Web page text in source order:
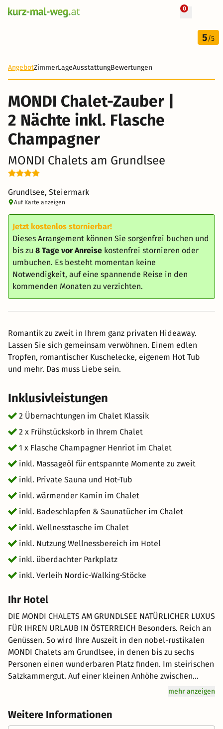
0
3 Tage
444 €
5/5
AngebotZimmerLageAusstattungBewertungen
MONDI Chalet-Zauber |
2 Nächte inkl. Flasche
Champagner
MONDI Chalets am Grundlsee
Grundlsee, Steiermark
Auf Karte anzeigen
Jetzt kostenlos stornierbar!
Dieses Arrangement können Sie sorgenfrei buchen und
bis zu 8 Tage vor Anreise kostenfrei stornieren oder
umbuchen. Es besteht momentan keine
Notwendigkeit, auf eine spannende Reise in den
kommenden Monaten zu verzichten.
Romantik zu zweit in Ihrem ganz privaten Hideaway.
Lassen Sie sich gemeinsam verwöhnen. Einem edlen
Tropfen, romantischer Kuschelecke, eigenem Hot Tub
und mehr. Das muss Liebe sein.
Inklusivleistungen
2 Übernachtungen im Chalet Klassik
2 x Frühstückskorb in Ihrem Chalet
1 x Flasche Champagner Henriot im Chalet
inkl. Massageöl für entspannte Momente zu zweit
inkl. Private Sauna und Hot-Tub
inkl. wärmender Kamin im Chalet
inkl. Badeschlapfen & Saunatücher im Chalet
inkl. Wellnesstasche im Chalet
inkl. Nutzung Wellnessbereich im Hotel
inkl. überdachter Parkplatz
inkl. Verleih Nordic-Walking-Stöcke
Ihr Hotel
DIE MONDI CHALETS AM GRUNDLSEE NATÜRLICHER LUXUS
FÜR IHREN URLAUB IN ÖSTERREICH Besonders. Reich an
Genüssen. So wird Ihre Auszeit in den nobel-rustikalen
MONDI Chalets am Grundlsee, in denen bis zu sechs
Personen einen wunderbaren Platz finden. Im steirischen
Salzkammergut. Auf einer kleinen Anhöhe zwischen
Bergen und Grundlsee. Mit freiem Blick in die Natur.
Chalets, die jeweils über einen privaten Kamin, eine
Sauna und einen Hot-Tub auf der Terrasse verfügen,
mehr anzeigen
Weitere Informationen